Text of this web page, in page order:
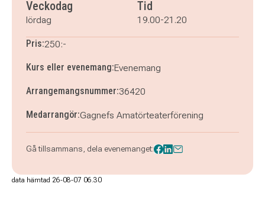
Veckodag
lördag
Tid
19.00-21.20
Pris:250:-
Kurs eller evenemang:Evenemang
Arrangemangsnummer:36420
Medarrangör:Gagnefs Amatörteaterförening
Gå tillsammans, dela evenemanget:
data hämtad 26-08-07 06.30